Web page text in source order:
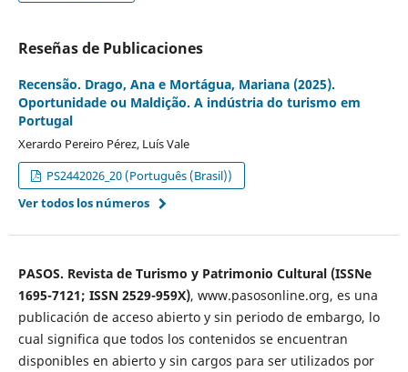
Reseñas de Publicaciones
Recensão. Drago, Ana e Mortágua, Mariana (2025).
Oportunidade ou Maldição. A indústria do turismo em
Portugal
Xerardo Pereiro Pérez, Luís Vale
PS2442026_20 (Português (Brasil))
Ver todos los números
PASOS. Revista de Turismo y Patrimonio Cultural (ISSNe
1695-7121; ISSN 2529-959X), www.pasosonline.org, es una
publicación de acceso abierto y sin periodo de embargo, lo
cual significa que todos los contenidos se encuentran
disponibles en abierto y sin cargos para ser utilizados por